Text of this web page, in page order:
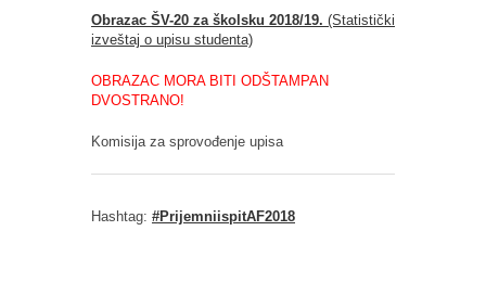
Obrazac ŠV-20 za školsku 2018/19. (Statistički
izveštaj o upisu studenta)
OBRAZAC MORA BITI ODŠTAMPAN
DVOSTRANO!
Komisija za sprovođenje upisa
Hashtag: #PrijemniispitAF2018